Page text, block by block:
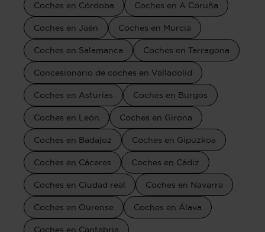
Coches en Córdoba Coches en A Coruña
Coches en Jaén Coches en Murcia
Coches en Salamanca Coches en Tarragona
Concesionario de coches en Valladolid
Coches en Asturias Coches en Burgos
Coches en León Coches en Girona
Coches en Badajoz Coches en Gipuzkoa
Coches en Cáceres Coches en Cádiz
Coches en Ciudad real Coches en Navarra
Coches en Ourense Coches en Álava
Coches en Cantabria